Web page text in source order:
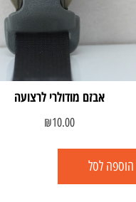
אבזם מודולרי לרצועה
₪10.00
הוספה לסל